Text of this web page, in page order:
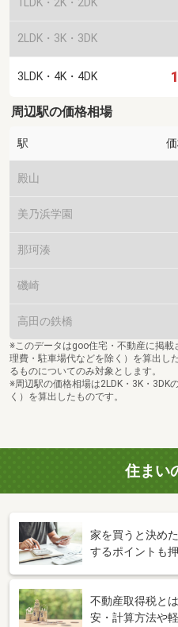
2LDK・3K・3DK
3LDK・4K・4DK
周辺駅の価格相場
駅
殿山
美乃浜学園
那珂湊
磯崎
高田の鉄橋
※このデータはgoo住宅・不動産に掲
理費・駐車場代などを除く）を算出し
るものについてのみ対象とします。
※周辺駅の価格相場は2LDK・3K・3DK
く）を算出したものです。
住まい
家を買うと決め
するポイントも
不動産取得税と
安・計算方法や